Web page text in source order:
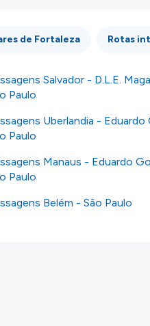
de Fortaleza Rotas
Salvador - D.L.E.
Paulo
Uberlandia - Eduardo
Paulo
Manaus - Eduardo
Paulo
Belém - São Paulo